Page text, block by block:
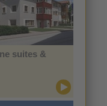
suites &